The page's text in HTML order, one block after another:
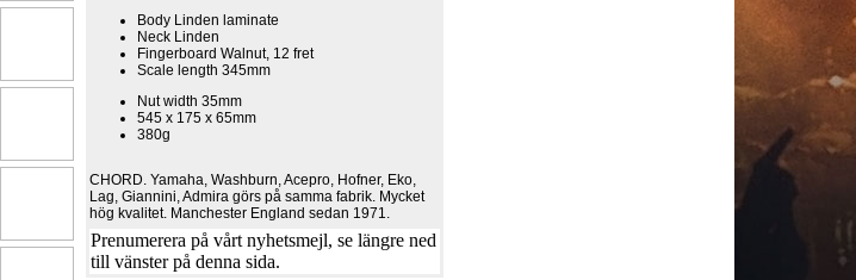
Body Linden laminate
Neck Linden
Fingerboard Walnut, 12 fret
Scale length 345mm
Nut width 35mm
545 x 175 x 65mm
380g
CHORD. Yamaha, Washburn, Acepro, Hofner, Eko,
Lag, Giannini, Admira görs på samma fabrik. Mycket
hög kvalitet. Manchester England sedan 1971.
Prenumerera på vårt nyhetsmejl, se längre ned
till vänster på denna sida.